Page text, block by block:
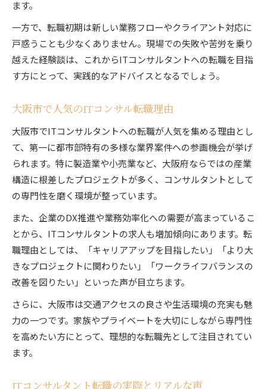
ます。
一方で、転職初期は新しい業務フローやクライアント対応に
戸惑うことも少なくありません。現場での失敗や苦労を乗り
越えた経験談は、これからITコンサルタントへの転職を目指
す方にとって、実践的なアドバイスとなるでしょう。
大阪市で人気のITコンサル転職理由
大阪市でITコンサルタントへの転職が人気を集める理由とし
て、第一に都市部特有の多様な業界案件への参画機会が挙げ
られます。特に製造業や小売業など、大阪府ならではの産業
構造に根差したプロジェクトが多く、コンサルタントとして
の専門性を磨く環境が整っています。
また、企業のDX推進や業務効率化への需要が高まっているこ
とから、ITコンサルタントの求人も増加傾向にあります。転
職理由としては、「キャリアアップを目指したい」「より大
きなプロジェクトに関わりたい」「ワークライフバランスの
改善を図りたい」といった声が目立ちます。
さらに、大阪市は交通アクセスの良さや生活環境の充実も魅
力の一つです。家族やプライベートを大切にしながら専門性
を高めたい方にとって、理想的な転職先として注目されてい
ます。
ITコンサルタント転職の実際とリアルな声